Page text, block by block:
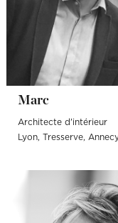
Marc
Architecte d'intérieur
Lyon
Tresserve